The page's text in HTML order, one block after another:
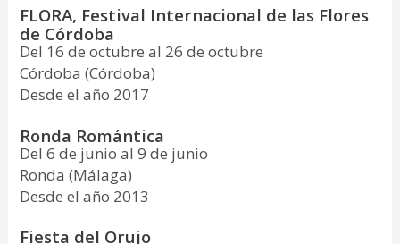
FLORA, Festival Internacional de las Flores
de Córdoba
Del 16 de octubre al 26 de octubre
Córdoba (Córdoba)
Desde el año 2017
Ronda Romántica
Del 6 de junio al 9 de junio
Ronda (Málaga)
Desde el año 2013
Fiesta del Orujo